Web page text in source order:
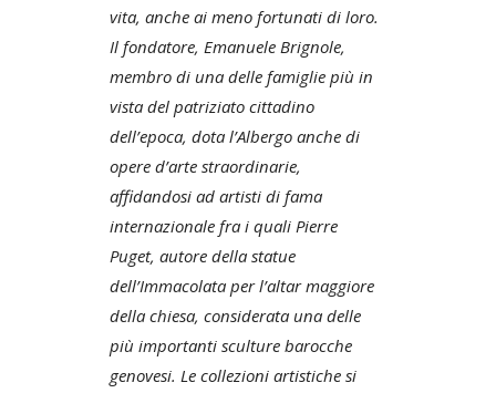
vita, anche ai meno fortunati di loro.
Il fondatore, Emanuele Brignole,
membro di una delle famiglie più in
vista del patriziato cittadino
dell’epoca, dota l’Albergo anche di
opere d’arte straordinarie,
affidandosi ad artisti di fama
internazionale fra i quali Pierre
Puget, autore della statue
dell’Immacolata per l’altar maggiore
della chiesa, considerata una delle
più importanti sculture barocche
genovesi. Le collezioni artistiche si